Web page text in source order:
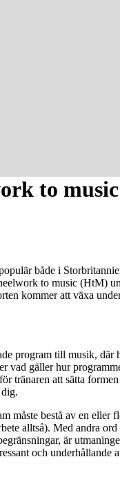
to
både i
to music (HtM)
kommer att växa
program till musik,
gäller hur
att sätta
måste bestå av en
alltså). Med andra
är
och underhållande